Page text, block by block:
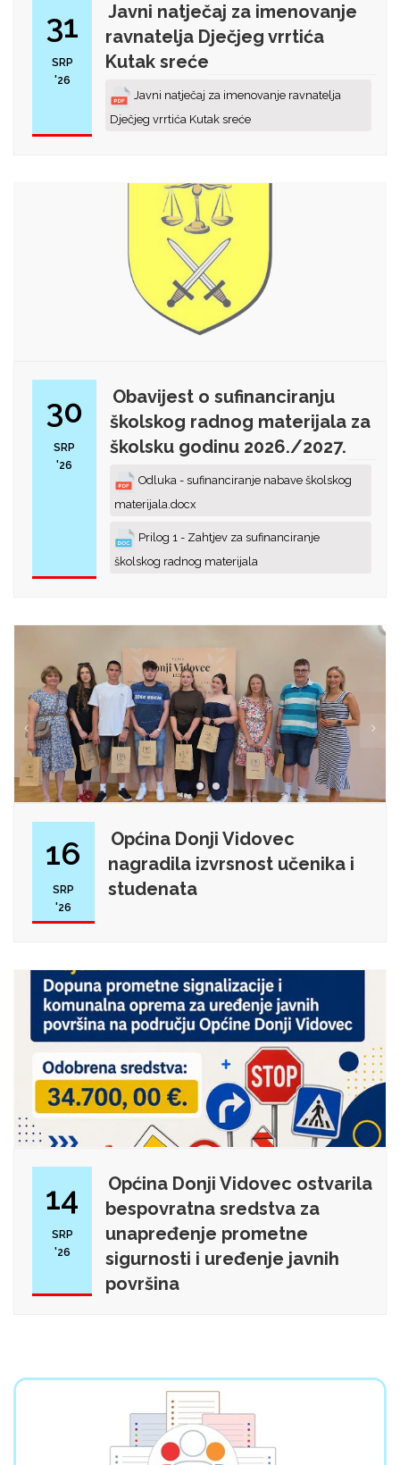
31
SRP
'26
Javni natječaj za imenovanje
ravnatelja Dječjeg vrrtića
Kutak sreće
Javni natječaj za imenovanje ravnatelja
Dječjeg vrrtića Kutak sreće
30
SRP
'26
Obavijest o sufinanciranju
školskog radnog materijala za
školsku godinu 2026./2027.
Odluka - sufinanciranje nabave školskog
materijala.docx
Prilog 1 - Zahtjev za sufinanciranje
školskog radnog materijala
16
SRP
'26
Općina Donji Vidovec
nagradila izvrsnost učenika i
studenata
14
SRP
'26
Općina Donji Vidovec ostvarila
bespovratna sredstva za
unapređenje prometne
sigurnosti i uređenje javnih
površina